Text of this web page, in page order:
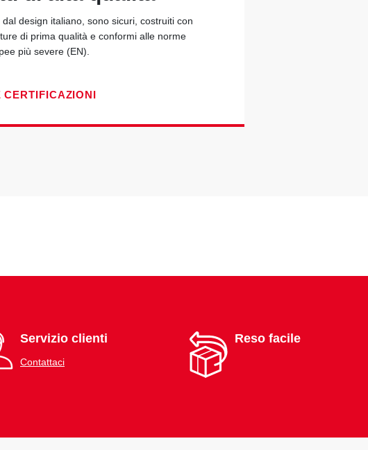
design italiano, sono sicuri, costruiti con
di prima qualità e conformi alle norme
più severe (EN).
CERTIFICAZIONI
Servizio clienti
Contattaci
Reso facile